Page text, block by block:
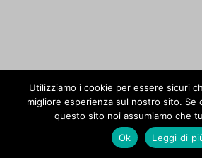
Utilizziamo i cookie per essere sicuri
migliore esperienza sul nostro sito. Se
questo sito noi assumiamo che
Ok
Leggi di